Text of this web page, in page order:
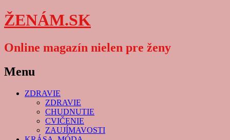
ŽENÁM.SK
Online magazín nielen pre ženy
Menu
Skip
ZDRAVIE
ZDRAVIE
CHUDNUTIE
CVIČENIE
ZAUJÍMAVOSTI